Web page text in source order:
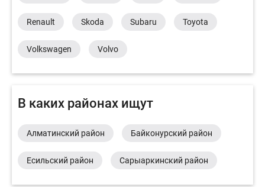
Renault Skoda Subaru Toyota
Volkswagen Volvo
В каких районах ищут
Алматинский район Байконурский район
Есильский район Сарыаркинский район